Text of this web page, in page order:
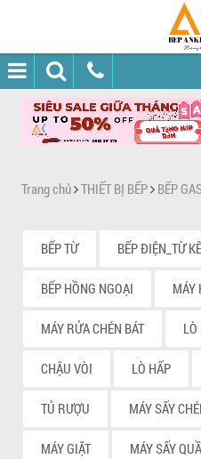
Trang chủ THIẾT BỊ BẾP BẾP
BẾP TỪ BẾP ĐIỆN_TỪ
BẾP HỒNG NGOẠI MÁY
MÁY RỬA CHÉN BÁT LÒ
CHẬU VÒI LÒ HẤP
TỦ RƯỢU MÁY SẤY
MÁY GIẶT MÁY SẤY